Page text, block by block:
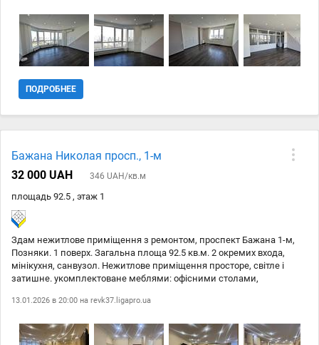
Проведено високошвидкісний інтернет. До метро "Позняки" 200
метрів. Додатково сплачуються комунальні платежі. Офіс частково
мебльований.
ПОДРОБНЕЕ
Бажана Николая просп., 1-м
32 000 UAH
346 UAH/кв.м
площадь 92.5 , этаж 1
Здам нежитлове приміщення з ремонтом, проспект Бажана 1-м,
Позняки. 1 поверх. Загальна площа 92.5 кв.м. 2 окремих входа,
мінікухня, санвузол. Нежитлове приміщення просторе, світле і
затишне. укомплектоване меблями: офісними столами,
холодильником. 3 фазний живлення, опалення електричне.
паркування авто. Можливо використання під різні види діяльності.
Відмінна інфраструктура. метро Позняки, метро Харківська 10
13.01.2026 в 20:00 на revk37.ligapro.ua